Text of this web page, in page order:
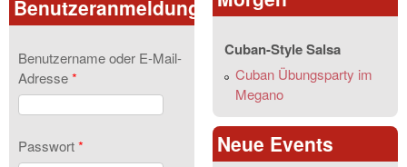
Benutzeranmeldung
Benutzername oder E-Mail-
Adresse*
Passwort*
Cuban-Style Salsa
Cuban Übungsparty im
Megano
Neue Events